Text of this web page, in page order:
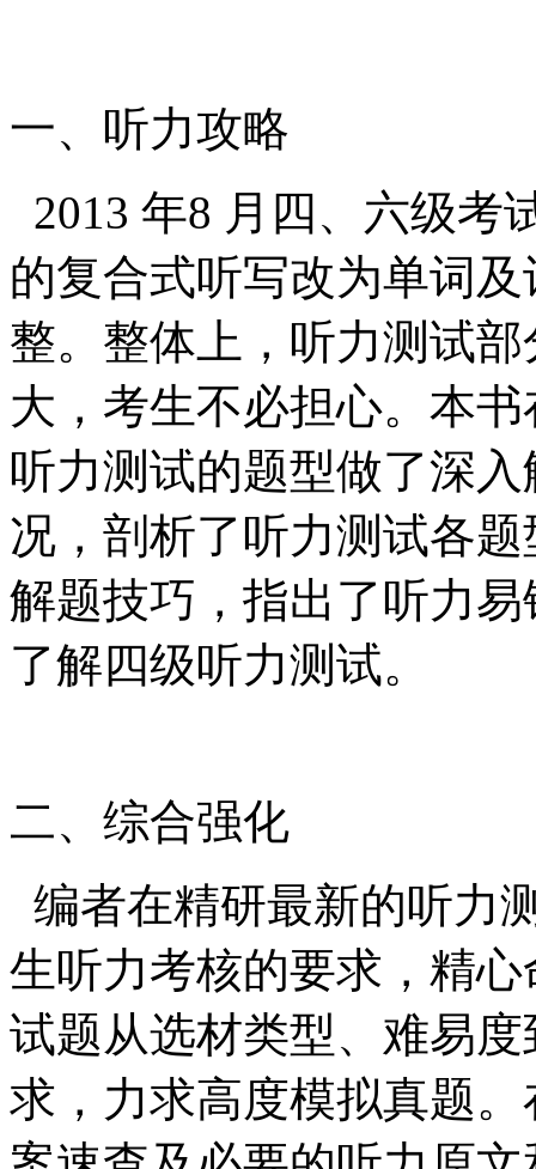
一、听力攻略
2013 年8 月四、六级考
的复合式听写改为单词
整。整体上，听力测试
大，考生不必担心。本
听力测试的题型做了深
况，剖析了听力测试各
解题技巧，指出了听力
了解四级听力测试。
二、综合强化
编者在精研最新的听力
生听力考核的要求，精
试题从选材类型、难易
求，力求高度模拟真题